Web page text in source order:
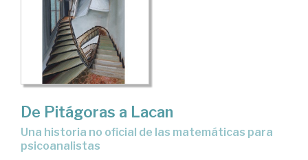
De Pitágoras a Lacan
una historia no oficial de las matemáticas para
psicoanalistas